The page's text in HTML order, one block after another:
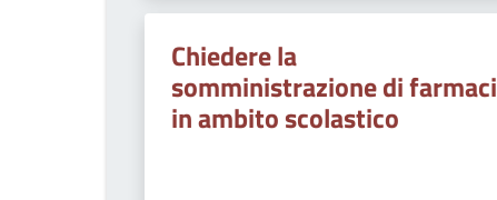
Chiedere la
somministrazione di farmaci
in ambito scolastico